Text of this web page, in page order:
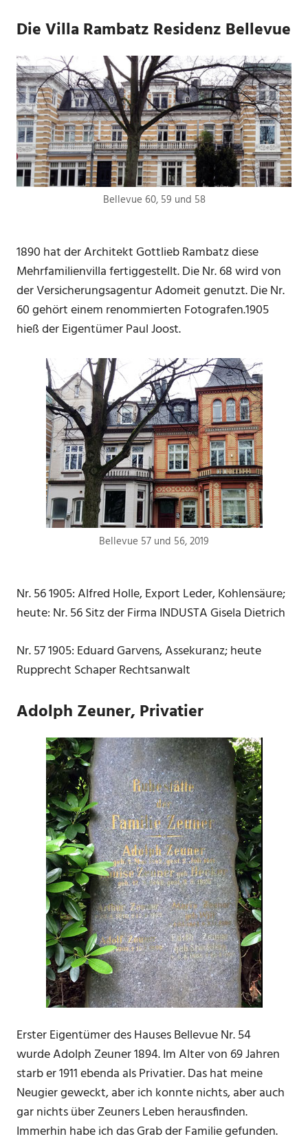
Die Villa Rambatz Residenz Bellevue
Bellevue 60, 59 und 58
1890 hat der Architekt Gottlieb Rambatz diese
Mehrfamilienvilla fertiggestellt. Die Nr. 68 wird von
der Versicherungsagentur Adomeit genutzt. Die Nr.
60 gehört einem renommierten Fotografen.1905
hieß der Eigentümer Paul Joost.
Bellevue 57 und 56, 2019
Nr. 56 1905: Alfred Holle, Export Leder, Kohlensäure;
heute: Nr. 56 Sitz der Firma INDUSTA Gisela Dietrich
Nr. 57 1905: Eduard Garvens, Assekuranz; heute
Rupprecht Schaper Rechtsanwalt
Adolph Zeuner, Privatier
Erster Eigentümer des Hauses Bellevue Nr. 54
wurde Adolph Zeuner 1894. Im Alter von 69 Jahren
starb er 1911 ebenda als Privatier. Das hat meine
Neugier geweckt, aber ich konnte nichts, aber auch
gar nichts über Zeuners Leben herausfinden.
Immerhin habe ich das Grab der Familie gefunden.